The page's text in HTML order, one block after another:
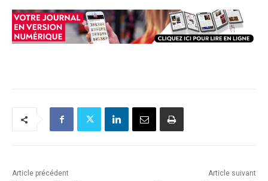
Article précédent Article suivant